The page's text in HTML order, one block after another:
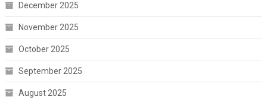
December 2025
November 2025
October 2025
September 2025
August 2025